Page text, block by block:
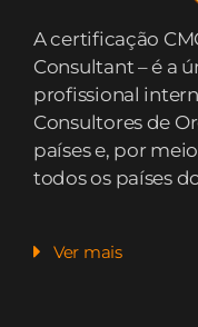
A certificação
Consultant – é a
profissional
Consultores de
países e, por
todos os países
Ver mais